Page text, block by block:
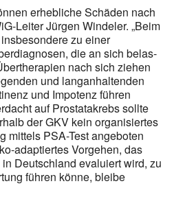
erhebliche Schäden nach
Leiter Jürgen Windeler. „Beim
zu einer
die an sich belas­
nach sich ziehen
und lang­an­hal­tenden
und Impotenz führen
auf Prosta­ta­krebs sollte
der GKV kein organisiertes
mittels PSA-Test angeboten
adaptiertes Vorgehen, das
Deutsch­land evaluiert wird, zu
führen könne, bleibe